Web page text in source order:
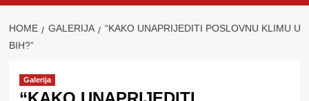
HOME GALERIJA
“KAKO UNAPRIJEDITI POSLOVNU KLIMU U
BIH?”
Galerija